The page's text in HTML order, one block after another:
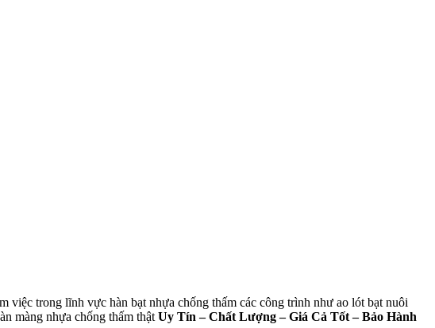
việc trong lĩnh vực hàn bạt nhựa chống thấm các công trình như ao lót bạt nuôi
màng nhựa chống thấm thật Uy Tín – Chất Lượng – Giá Cả Tốt – Bảo Hành